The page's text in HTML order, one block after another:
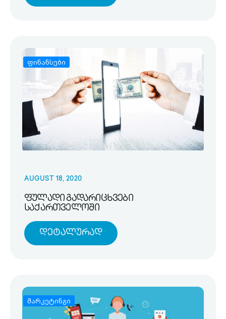
ფინანსები
AUGUST 18, 2020
ფულადი გადარიცხვები
საქართველოში
Დეტალურად
მარკეტინგი